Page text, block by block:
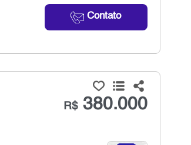
Contato
R$380.000